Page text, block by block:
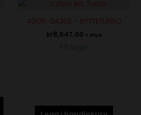
49135-04302 – BYTTETURBO
kr8,547.00 + mva
På lager